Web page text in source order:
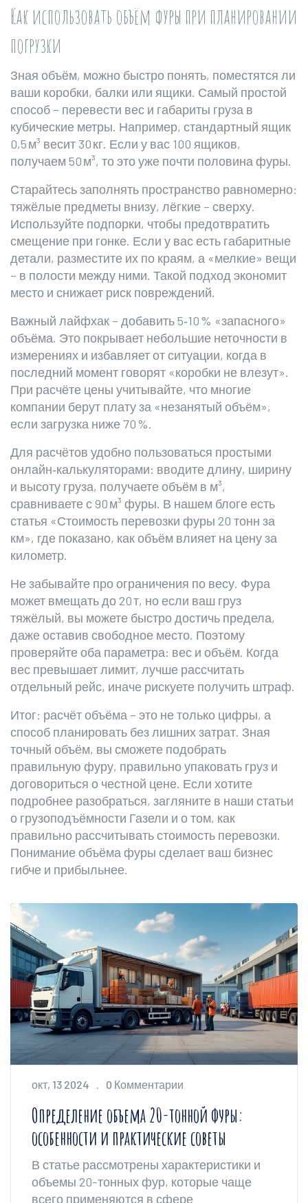
Как использовать объём фуры при планировании
погрузки
Зная объём, можно быстро понять, поместятся ли
ваши коробки, балки или ящики. Самый простой
способ – перевести вес и габариты груза в
кубические метры. Например, стандартный ящик
0,5 м³ весит 30 кг. Если у вас 100 ящиков,
получаем 50 м³, то это уже почти половина фуры.
Старайтесь заполнять пространство равномерно:
тяжёлые предметы внизу, лёгкие – сверху.
Используйте подпорки, чтобы предотвратить
смещение при гонке. Если у вас есть габаритные
детали, разместите их по краям, а «мелкие» вещи
– в полости между ними. Такой подход экономит
место и снижает риск повреждений.
Важный лайфхак – добавить 5‑10 % «запасного»
объёма. Это покрывает небольшие неточности в
измерениях и избавляет от ситуации, когда в
последний момент говорят «коробки не влезут».
При расчёте цены учитывайте, что многие
компании берут плату за «незанятый объём»,
если загрузка ниже 70 %.
Для расчётов удобно пользоваться простыми
онлайн‑калькуляторами: вводите длину, ширину
и высоту груза, получаете объём в м³,
сравниваете с 90 м³ фуры. В нашем блоге есть
статья «Стоимость перевозки фуры 20 тонн за
км», где показано, как объём влияет на цену за
километр.
Не забывайте про ограничения по весу. Фура
может вмещать до 20 т, но если ваш груз
тяжёлый, вы можете быстро достичь предела,
даже оставив свободное место. Поэтому
проверяйте оба параметра: вес и объём. Когда
вес превышает лимит, лучше рассчитать
отдельный рейс, иначе рискуете получить штраф.
Итог: расчёт объёма – это не только цифры, а
способ планировать без лишних затрат. Зная
точный объём, вы сможете подобрать
правильную фуру, правильно упаковать груз и
договориться о честной цене. Если хотите
подробнее разобраться, загляните в наши статьи
о грузоподъёмности Газели и о том, как
правильно рассчитывать стоимость перевозки.
Понимание объёма фуры сделает ваш бизнес
гибче и прибыльнее.
окт, 13 2024 0 Комментарии
Определение объема 20-тонной фуры:
особенности и практические советы
В статье рассмотрены характеристики и
объемы 20-тонных фур, которые чаще
всего применяются в сфере